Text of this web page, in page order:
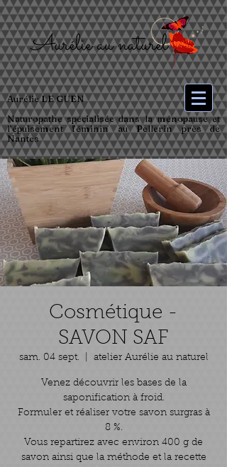
Aurélie LE GUEN
Naturopathe spécialisée dans la ménopause et
l’épuisement féminin au Pellerin près de
Nantes
Cosmétique -
SAVON SAF
sam. 04 sept. atelier Aurélie au naturel
Venez découvrir les bases de la
saponification à froid.
Formuler et réaliser votre savon surgras à
8 %.
Vous repartirez avec environ 400 g de
savon ainsi que la méthode et la recette